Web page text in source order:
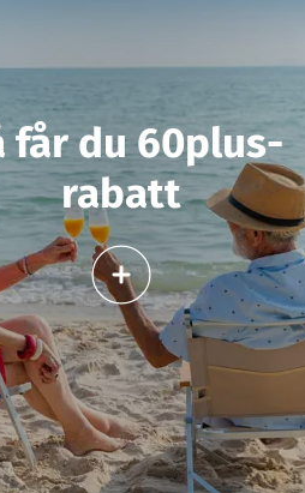
får du 60plus-
rabatt